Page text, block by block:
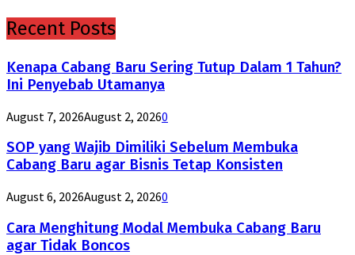
Recent Posts
Kenapa Cabang Baru Sering Tutup Dalam 1 Tahun?
Ini Penyebab Utamanya
August 7, 2026August 2, 20260
SOP yang Wajib Dimiliki Sebelum Membuka
Cabang Baru agar Bisnis Tetap Konsisten
August 6, 2026August 2, 20260
Cara Menghitung Modal Membuka Cabang Baru
agar Tidak Boncos